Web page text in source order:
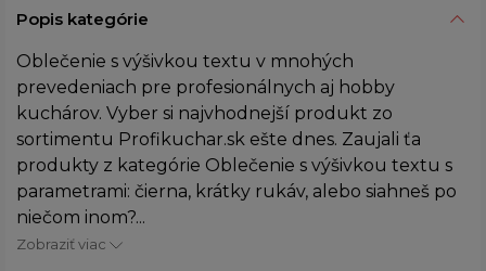
Popis kategórie
Oblečenie s výšivkou textu v mnohých
prevedeniach pre profesionálnych aj hobby
kuchárov. Vyber si najvhodnejší produkt zo
sortimentu Profikuchar.sk ešte dnes. Zaujali ťa
produkty z kategórie Oblečenie s výšivkou textu s
parametrami: čierna, krátky rukáv, alebo siahneš po
niečom inom?...
Zobraziť viac